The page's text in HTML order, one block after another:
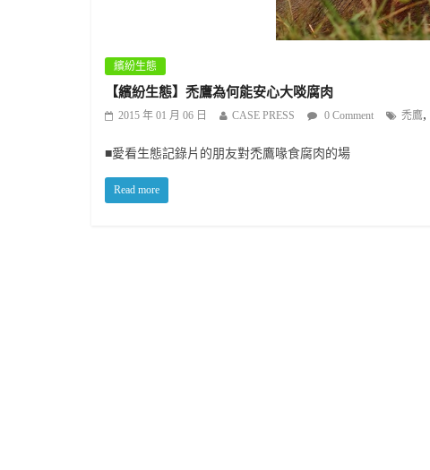
繽紛生態
【繽紛生態】禿鷹為何能安心大啖腐肉
2015 年 01 月 06 日 CASE PRESS 0 Comment 禿鷹,
■愛看生態記錄片的朋友對禿鷹喙食腐肉的場
Read more